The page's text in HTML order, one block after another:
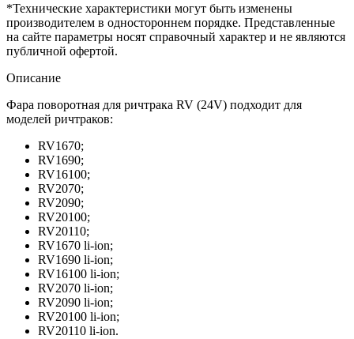
*Технические характеристики могут быть изменены
производителем в одностороннем порядке. Представленные
на сайте параметры носят справочный характер и не являются
публичной офертой.
Описание
Фара поворотная для ричтрака RV (24V) подходит для
моделей ричтраков:
RV1670;
RV1690;
RV16100;
RV2070;
RV2090;
RV20100;
RV20110;
RV1670 li-ion;
RV1690 li-ion;
RV16100 li-ion;
RV2070 li-ion;
RV2090 li-ion;
RV20100 li-ion;
RV20110 li-ion.